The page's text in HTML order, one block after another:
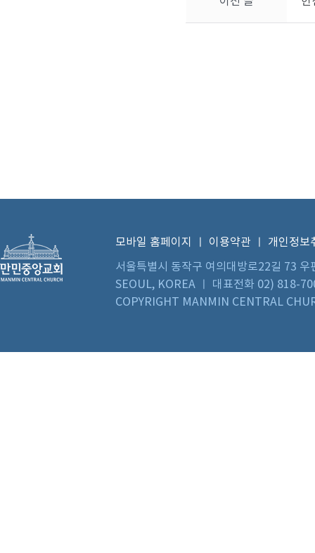
모바일 홈페이지 이용약관
개인정보
서울특별시 동작구 여의대방로22길 73
SEOUL, KOREA ㅣ 대표전화 02) 818-
COPYRIGHT MANMIN CENTRAL